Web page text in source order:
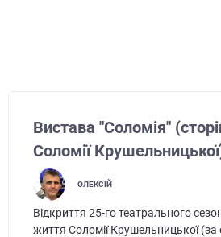
Вистава "Соломія"
Соломії
ОЛЕКСІЙ
Відкриття 25-го театрального
життя Соломії Крушельницької (за